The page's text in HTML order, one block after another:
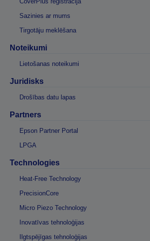
Sazinies ar mums
Tirgotāju meklēšana
Noteikumi
Lietošanas noteikumi
Juridisks
Drošības datu lapas
Partners
Epson Partner Portal
LPGA
Technologies
Heat-Free Technology
PrecisionCore
Micro Piezo Technology
Inovatīvas tehnoloģijas
Ilgtspējīgas tehnoloģijas